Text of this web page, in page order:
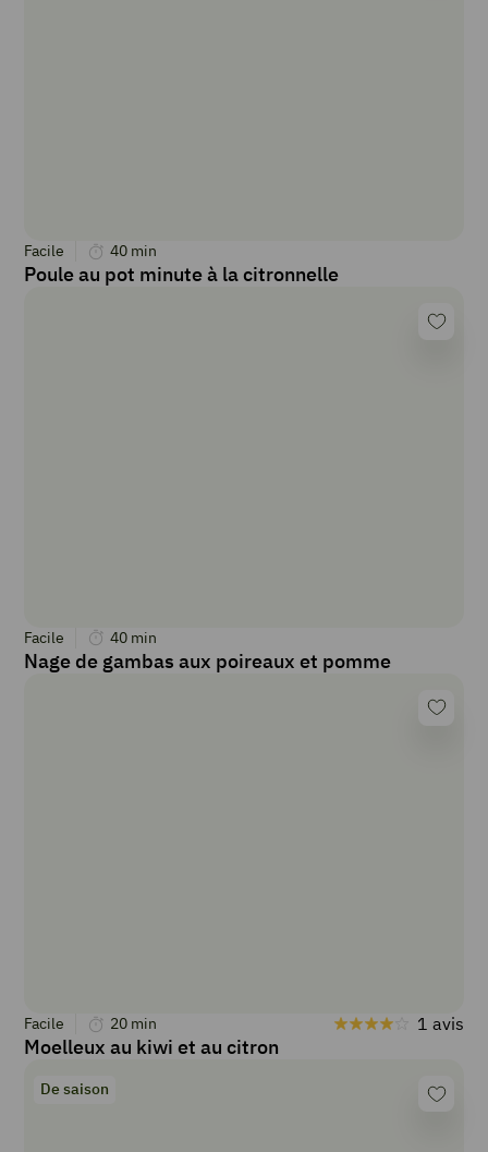
Facile 40 min
Poule au pot minute à la citronnelle
Facile 40 min
Nage de gambas aux poireaux et pomme
Facile 20 min 1 avis
Moelleux au kiwi et au citron
De saison